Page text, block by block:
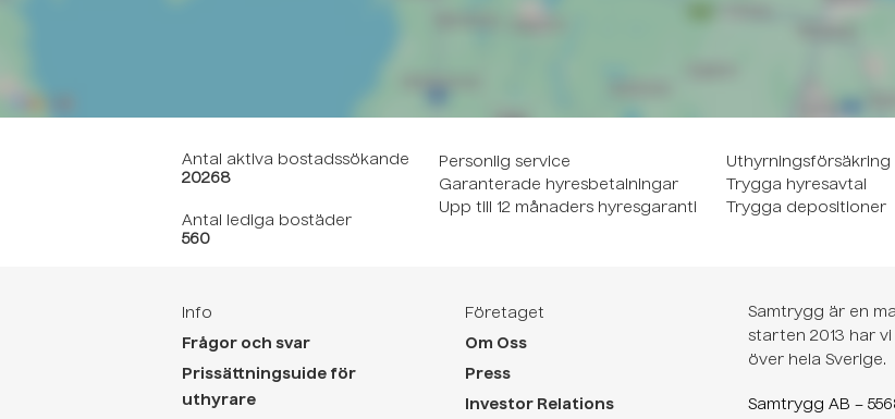
Antal aktiva bostadssökande
20268
Antal lediga bostäder
560
Personlig service
Garanterade hyresbetalningar
Upp till 12 månaders hyresgaranti
Uthyrningsförsäkring
Trygga hyresavtal
Trygga depositioner
Info
Frågor och svar
Prissättningsuide för
uthyrare
Företaget
Om Oss
Press
Investor Relations
Samtrygg är en
starten 2013 har
över hela Sverige.
Samtrygg AB –